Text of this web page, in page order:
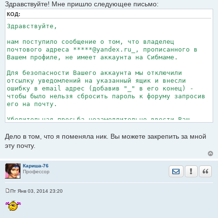
б
щ
е
и
Здравствуйте! Мне пришло следующее письмо:
КОД:
Здравствуйте,
нам поступило сообщение о том, что владелец
почтового адреса *****@yandex.ru_, прописанного в
Вашем профиле, не имеет аккаунта на Сибмаме.
Для безопасности Вашего аккаунта мы отключили
отсылку уведомлений на указанный ящик и внесли
ошибку в email адрес (добавив "_" в его конец) -
чтобы было нельзя сбросить пароль к форуму запросив
его на почту.
Убедительная просьба незамедлительно ввести Ваш
этого Вам на новый адрес email придёт письмо, с
помощью которого Вы сможете активизировать получение
уведомлений с форума
По всем вопросам обращайтесь в данную тему
Дело в том, что я поменяла ник. Вы можете закрепить за мной
эту почту.
Кариша-76
Профессор
Отправить
о
о
Пт Янв 03, 2014 23:20